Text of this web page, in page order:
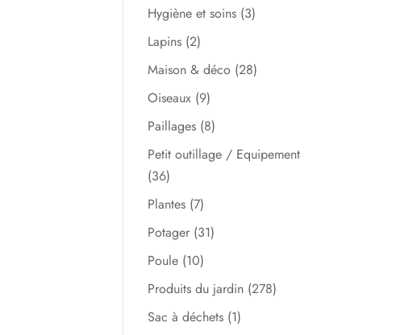
Hygiène et soins (3)
Lapins (2)
Maison & déco (28)
Oiseaux (9)
Paillages (8)
Petit outillage / Equipement
(36)
Plantes (7)
Potager (31)
Poule (10)
Produits du jardin (278)
Sac à déchets (1)